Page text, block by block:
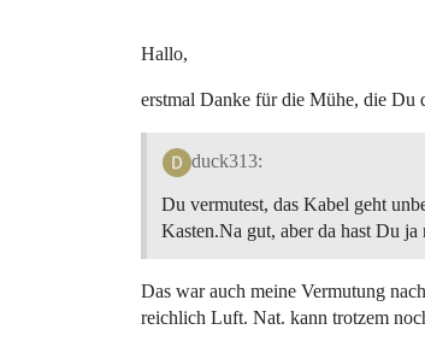
Hallo,
erstmal Danke für die Mühe, die Du
duck313:
Du vermutest, das Kabel geht
Kasten.Na gut, aber da hast Du
Das war auch meine Vermutung
reichlich Luft. Nat. kann trotzem